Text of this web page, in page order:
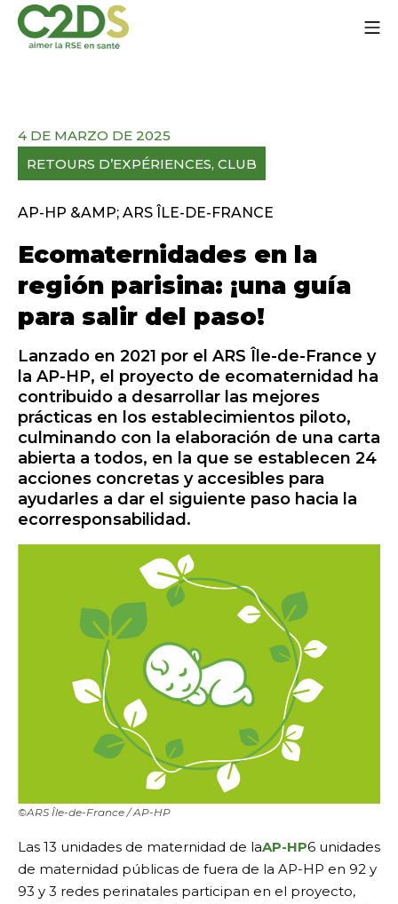
contenido
4 DE MARZO DE 2025
RETOURS D’EXPÉRIENCES, CLUB
AP-HP &AMP; ARS ÎLE-DE-FRANCE
Ecomaternidades en la
región parisina: ¡una guía
para salir del paso!
Lanzado en 2021 por el ARS Île-de-France y
la AP-HP, el proyecto de ecomaternidad ha
contribuido a desarrollar las mejores
prácticas en los establecimientos piloto,
culminando con la elaboración de una carta
abierta a todos, en la que se establecen 24
acciones concretas y accesibles para
ayudarles a dar el siguiente paso hacia la
ecorresponsabilidad.
©ARS Île-de-France / AP-HP
Las 13 unidades de maternidad de laAP-HP6 unidades
de maternidad públicas de fuera de la AP-HP en 92 y
93 y 3 redes perinatales participan en el proyecto,